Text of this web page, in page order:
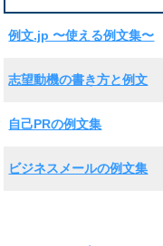
例文.jp 〜使える例文集〜
志望動機の書き方と例文
自己PRの例文集
ビジネスメールの例文集